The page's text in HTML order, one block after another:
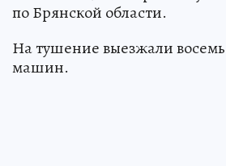
по Брянской области.
На тушение выезжали
машин.